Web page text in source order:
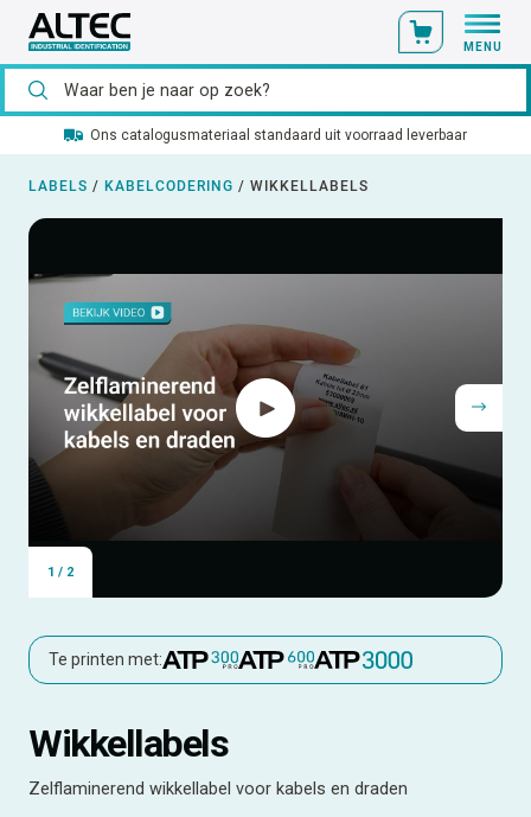
MENU
Ons catalogusmateriaal standaard uit voorraad leverbaar
LABELS / KABELCODERING / WIKKELLABELS
1 / 2
Te printen met:
Wikkellabels
Zelflaminerend wikkellabel voor kabels en draden